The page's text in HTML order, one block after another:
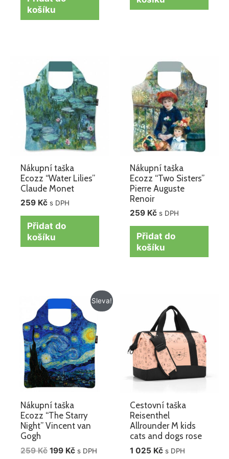
košíku
Nákupní taška
Ecozz “Water Lilies”
Claude Monet
259 Kč s DPH
Přidat do
košíku
Nákupní taška
Ecozz “Two Sisters”
Pierre Auguste
Renoir
259 Kč s DPH
Přidat do
košíku
Sleva!
Nákupní taška
Ecozz “The Starry
Night” Vincent van
Gogh
259Kč
Původní
cena
259 Kč.
199 Kč
Aktuální
cena
je:
199 Kč.
s DPH
Cestovní taška
Reisenthel
Allrounder M kids
cats and dogs rose
1 025 Kč s DPH